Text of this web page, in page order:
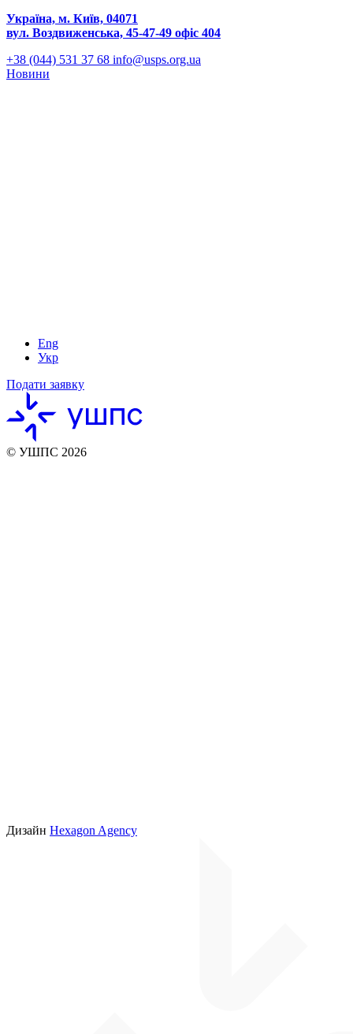
Україна, м. Київ, 04071
вул. Воздвиженська, 45-47-49 офіс 404
+38 (044) 531 37 68 info@usps.org.ua
Новини
Eng
Укр
Подати заявку
© УШПС 2026
Дизайн Hexagon Agency